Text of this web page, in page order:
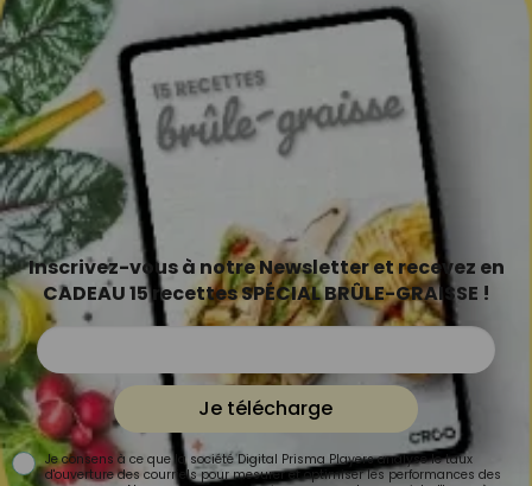
Inscrivez-vous à notre Newsletter et recevez en
CADEAU 15 recettes SPÉCIAL BRÛLE-GRAISSE !
Je télécharge
Je consens à ce que la société Digital Prisma Players analyse le taux
d'ouverture des courriels pour mesurer et optimiser les performances des